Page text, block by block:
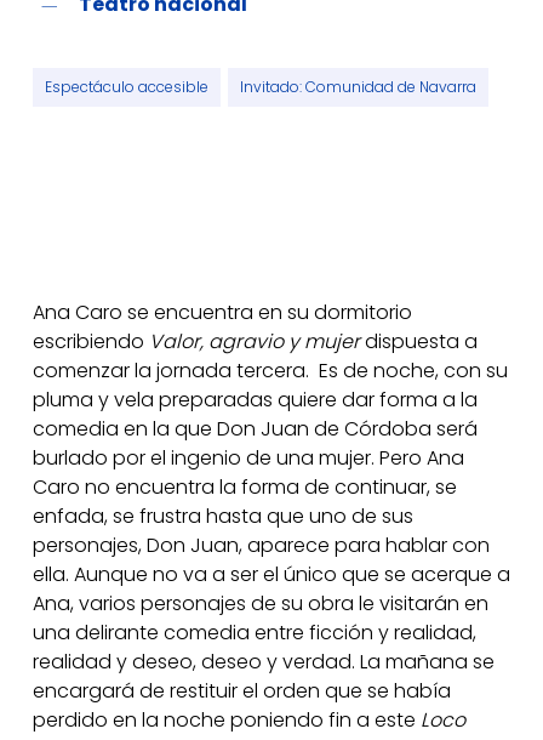
Espectáculo accesible Invitado: Comunidad de Navarra
Ana Caro se encuentra en su dormitorio
escribiendo Valor, agravio y mujerdispuesta a
comenzar la jornada tercera. Es de noche, con su
pluma y vela preparadas quiere dar forma a la
comedia en la que Don Juan de Córdoba será
burlado por el ingenio de una mujer. Pero Ana
Caro no encuentra la forma de continuar, se
enfada, se frustra hasta que uno de sus
personajes, Don Juan, aparece para hablar con
ella. Aunque no va a ser el único que se acerque a
Ana, varios personajes de su obra le visitarán en
una delirante comedia entre ficción y realidad,
realidad y deseo, deseo y verdad. La mañana se
encargará de restituir el orden que se había
perdido en la noche poniendo fin a este Loco